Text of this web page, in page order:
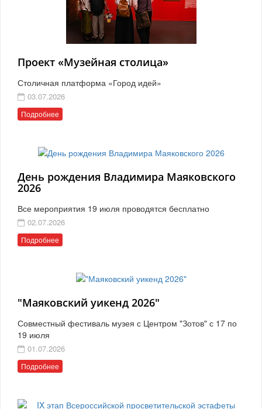
Проект «Музейная столица»
Столичная платформа «Город идей»
03.07.2026
Подробнее
День рождения Владимира Маяковского
2026
Все мероприятия 19 июля проводятся бесплатно
02.07.2026
Подробнее
"Маяковский уикенд 2026"
Совместный фестиваль музея с Центром "Зотов" с 17 по
19 июля
01.07.2026
Подробнее